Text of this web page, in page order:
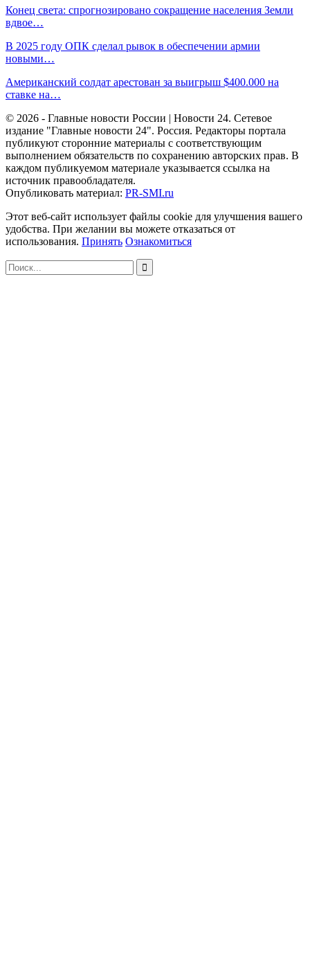
Конец света: спрогнозировано сокращение населения Земли
вдвое…
В 2025 году ОПК сделал рывок в обеспечении армии
новыми…
Американский солдат арестован за выигрыш $400.000 на
ставке на…
© 2026 - Главные новости России | Новости 24. Сетевое
издание "Главные новости 24". Россия. Редакторы портала
публикуют сторонние материалы с соответствующим
выполнением обязательств по сохранению авторских прав. В
каждом публикуемом материале указывается ссылка на
источник правообладателя.
Опубликовать материал: PR-SMI.ru
Этот веб-сайт использует файлы cookie для улучшения вашего
удобства. При желании вы можете отказаться от
использования. Принять Ознакомиться